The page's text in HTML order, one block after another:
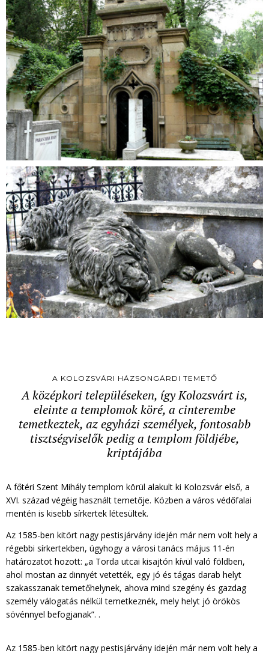
A KOLOZSVÁRI HÁZSONGÁRDI TEMETŐ
A középkori településeken, így Kolozsvárt is,
eleinte a templomok köré, a cinterembe
temetkeztek, az egyházi személyek, fontosabb
tisztségviselők pedig a templom földjébe,
kriptájába
A főtéri Szent Mihály templom körül alakult ki Kolozsvár első, a
XVI. század végéig használt temetője. Közben a város védőfalai
mentén is kisebb sírkertek létesültek.
Az 1585-ben kitört nagy pestisjárvány idején már nem volt hely a
régebbi sírkertekben, úgyhogy a városi tanács május 11-én
határozatot hozott: „a Torda utcai kisajtón kívül való földben,
ahol mostan az dinnyét vetették, egy jó és tágas darab helyt
szakasszanak temetőhelynek, ahova mind szegény és gazdag
személy válogatás nélkül temetkeznék, mely helyt jó örökös
sövénnyel befogjanak”. .
Az 1585-ben kitört nagy pestisjárvány idején már nem volt hely a